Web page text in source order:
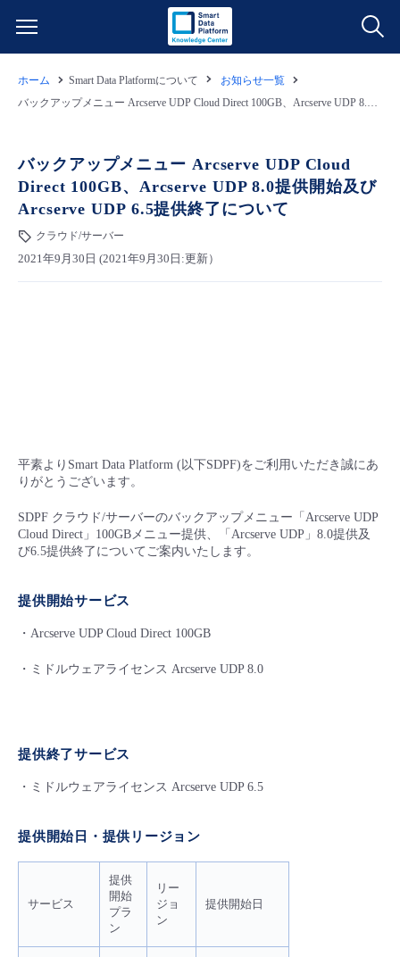
クラウド/サーバー
ネットワーク
データ利活用
クラウド/サーバー
すべてのメニューを見る
料金情報
料金シミュレーター
サポート
すべてのメニューを見る
ご利用開始ガイド
- 新規お申し込み方法
- ユーザー機能の管理
- 登録情報の管理
- Flexible Remote Access
- マルチクラウド利用
- リモートワーク
定期メンテナンス
販売パートナー向けプログラム
協業パートナー
トレーニング/操作動画
脱炭素化
ホーム Smart Data Platformについて
お知らせ一覧
バックアップメニュー Arcserve UDP Cloud Direct 100GB、Arcserve UDP 8.0提供開始及びArcserve UDP 6.5提供終了について
バックアップメニュー Arcserve UDP Cloud
Direct 100GB、Arcserve UDP 8.0提供開始及び
Arcserve UDP 6.5提供終了について
クラウド/サーバー
2021年9月30日 (2021年9月30日:更新）
平素よりSmart Data Platform (以下SDPF)をご利用いただき誠にあ
りがとうございます。
SDPF クラウド/サーバーのバックアップメニュー「Arcserve UDP
Cloud Direct」100GBメニュー提供、「Arcserve UDP」8.0提供及
び6.5提供終了についてご案内いたします。
提供開始サービス
・Arcserve UDP Cloud Direct 100GB
・ミドルウェアライセンス Arcserve UDP 8.0
提供終了サービス
・ミドルウェアライセンス Arcserve UDP 6.5
提供開始日・提供リージョン
サービス
提供
開始
プラ
ン
リー
ジョ
ン
提供開始日